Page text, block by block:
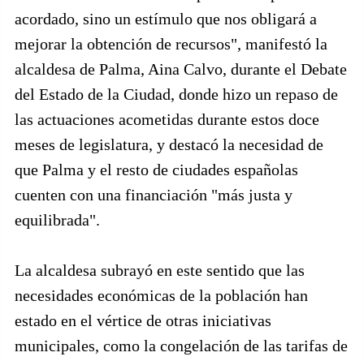
acordado, sino un estímulo que nos obligará a
mejorar la obtención de recursos", manifestó la
alcaldesa de Palma, Aina Calvo, durante el Debate
del Estado de la Ciudad, donde hizo un repaso de
las actuaciones acometidas durante estos doce
meses de legislatura, y destacó la necesidad de
que Palma y el resto de ciudades españolas
cuenten con una financiación "más justa y
equilibrada".
La alcaldesa subrayó en este sentido que las
necesidades económicas de la población han
estado en el vértice de otras iniciativas
municipales, como la congelación de las tarifas de